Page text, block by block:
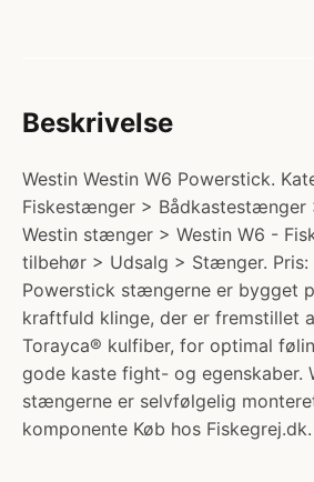
Beskrivelse
Westin Westin W6 Powerstick.
Fiskestænger > Bådkastestænger
Westin stænger > Westin W6 -
tilbehør > Udsalg > Stænger. Pris:
Powerstick stængerne er bygget
kraftfuld klinge, der er fremstillet
Torayca® kulfiber, for optimal
gode kaste fight- og egenskaber.
stængerne er selvfølgelig
komponente Køb hos Fiskegrej.dk.